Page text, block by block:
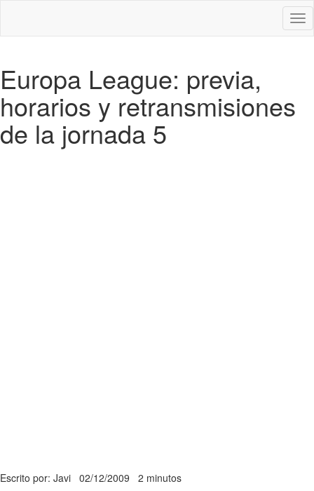
Europa League: previa,
horarios y retransmisiones
de la jornada 5
Escrito por: Javi 02/12/2009 2 minutos